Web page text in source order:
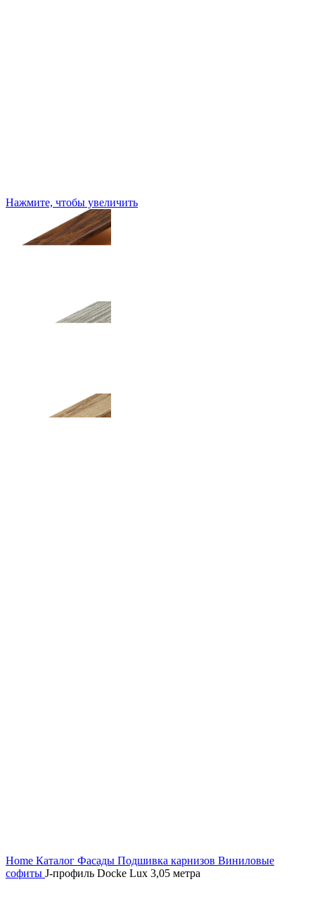
Нажмите, чтобы увеличить
Home Каталог Фасады Подшивка карнизов Виниловые
софиты J-профиль Docke Lux 3,05 метра